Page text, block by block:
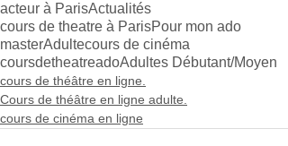
acteur à ParisActualités
cours de theatre à ParisPour mon ado
masterAdultecours de cinéma
coursdetheatreadoAdultes Débutant/Moyen
cours de théâtre en ligne.
Cours de théâtre en ligne adulte.
cours de cinéma en ligne